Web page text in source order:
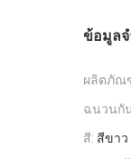
ข้อมูลจ
ผลิตภัณ
ฉนวนกั
สี: สีขาว